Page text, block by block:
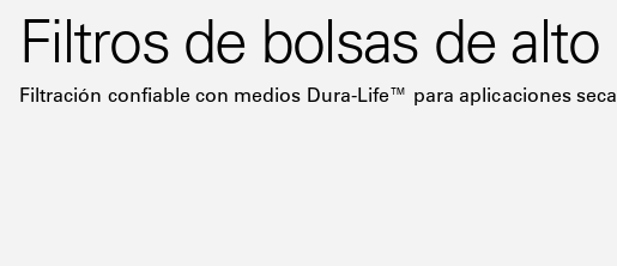
Filtros de bolsas de
Filtración confiable con medios Dura-Life™ para aplicaciones